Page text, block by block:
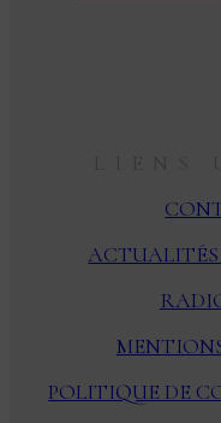
POLITIQUE DE